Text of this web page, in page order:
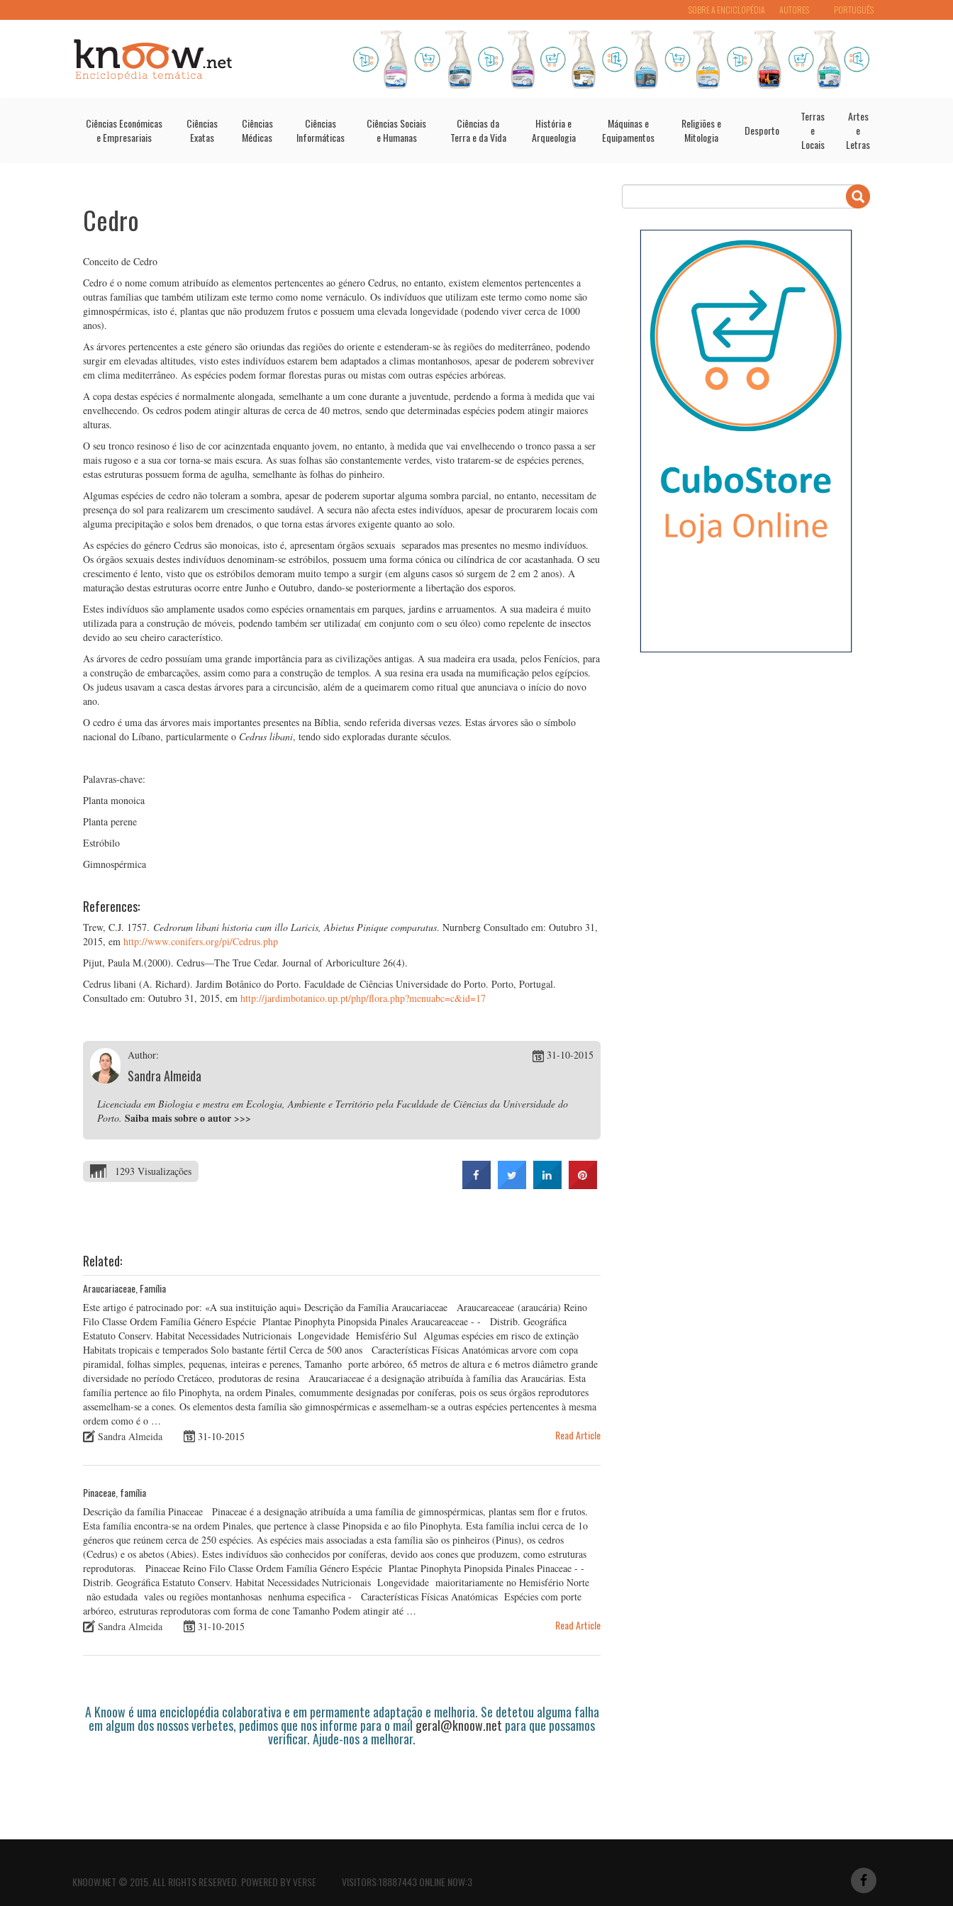
PORTUGUÊS
SOBRE A ENCICLOPÉDIA AUTORES
Ciências Económicas
e Empresariais
Ciências
Exatas
Ciências
Médicas
Ciências
Informáticas
Ciências Sociais
e Humanas
Ciências da
Terra e da Vida
História e
Arqueologia
Máquinas e
Equipamentos
Religiões e
Mitologia
Desporto
Terras
e
Locais
Artes
e
Letras
Cedro
Conceito de Cedro
Cedro é o nome comum atribuído as elementos pertencentes ao género Cedrus, no entanto, existem elementos pertencentes a
outras famílias que também utilizam este termo como nome vernáculo. Os indivíduos que utilizam este termo como nome são
gimnospérmicas, isto é, plantas que não produzem frutos e possuem uma elevada longevidade (podendo viver cerca de 1000
anos).
As árvores pertencentes a este género são oriundas das regiões do oriente e estenderam-se às regiões do mediterrâneo, podendo
surgir em elevadas altitudes, visto estes indivíduos estarem bem adaptados a climas montanhosos, apesar de poderem sobreviver
em clima mediterrâneo. As espécies podem formar florestas puras ou mistas com outras espécies arbóreas.
A copa destas espécies é normalmente alongada, semelhante a um cone durante a juventude, perdendo a forma à medida que vai
envelhecendo. Os cedros podem atingir alturas de cerca de 40 metros, sendo que determinadas espécies podem atingir maiores
alturas.
O seu tronco resinoso é liso de cor acinzentada enquanto jovem, no entanto, à medida que vai envelhecendo o tronco passa a ser
mais rugoso e a sua cor torna-se mais escura. As suas folhas são constantemente verdes, visto tratarem-se de espécies perenes,
estas estruturas possuem forma de agulha, semelhante às folhas do pinheiro.
Algumas espécies de cedro não toleram a sombra, apesar de poderem suportar alguma sombra parcial, no entanto, necessitam de
presença do sol para realizarem um crescimento saudável. A secura não afecta estes indivíduos, apesar de procurarem locais com
alguma precipitação e solos bem drenados, o que torna estas árvores exigente quanto ao solo.
As espécies do género Cedrus são monoicas, isto é, apresentam órgãos sexuais separados mas presentes no mesmo indivíduos.
Os órgãos sexuais destes indivíduos denominam-se estróbilos, possuem uma forma cónica ou cilíndrica de cor acastanhada. O seu
crescimento é lento, visto que os estróbilos demoram muito tempo a surgir (em alguns casos só surgem de 2 em 2 anos). A
maturação destas estruturas ocorre entre Junho e Outubro, dando-se posteriormente a libertação dos esporos.
Estes indivíduos são amplamente usados como espécies ornamentais em parques, jardins e arruamentos. A sua madeira é muito
utilizada para a construção de móveis, podendo também ser utilizada( em conjunto com o seu óleo) como repelente de insectos
devido ao seu cheiro característico.
As árvores de cedro possuíam uma grande importância para as civilizações antigas. A sua madeira era usada, pelos Fenícios, para
a construção de embarcações, assim como para a construção de templos. A sua resina era usada na mumificação pelos egípcios.
Os judeus usavam a casca destas árvores para a circuncisão, além de a queimarem como ritual que anunciava o início do novo
ano.
O cedro é uma das árvores mais importantes presentes na Bíblia, sendo referida diversas vezes. Estas árvores são o símbolo
nacional do Líbano, particularmente o Cedrus libani, tendo sido exploradas durante séculos.
Palavras-chave:
Planta monoica
Planta perene
Estróbilo
Gimnospérmica
References:
Trew, C.J. 1757. Cedrorum libani historia cum illo Laricis, Abietus Pinique comparatus. Nurnberg Consultado em: Outubro 31,
2015, em http://www.conifers.org/pi/Cedrus.php
Pijut, Paula M.(2000). Cedrus—The True Cedar. Journal of Arboriculture 26(4).
Cedrus libani (A. Richard). Jardim Botânico do Porto. Faculdade de Ciências Universidade do Porto. Porto, Portugal.
Consultado em: Outubro 31, 2015, em http://jardimbotanico.up.pt/php/flora.php?menuabc=c&id=17
Author:
Sandra Almeida
31-10-2015
Licenciada em Biologia e mestra em Ecologia, Ambiente e Território pela Faculdade de Ciências da Universidade do
Porto. Saiba mais sobre o autor >>>
1293 Visualizações
Related:
Araucariaceae, Família
Este artigo é patrocinado por: «A sua instituição aqui» Descrição da Família Araucariaceae Araucareaceae (araucária) Reino
Filo Classe Ordem Família Género Espécie Plantae Pinophyta Pinopsida Pinales Araucareaceae - - Distrib. Geográfica
Estatuto Conserv. Habitat Necessidades Nutricionais Longevidade Hemisfério Sul Algumas espécies em risco de extinção
Habitats tropicais e temperados Solo bastante fértil Cerca de 500 anos Características Físicas Anatómicas arvore com copa
piramidal, folhas simples, pequenas, inteiras e perenes, Tamanho porte arbóreo, 65 metros de altura e 6 metros diâmetro grande
diversidade no período Cretáceo, produtoras de resina Araucariaceae é a designação atribuída à família das Araucárias. Esta
família pertence ao filo Pinophyta, na ordem Pinales, comummente designadas por coníferas, pois os seus órgãos reprodutores
assemelham-se a cones. Os elementos desta família são gimnospérmicas e assemelham-se a outras espécies pertencentes à mesma
ordem como é o …
Sandra Almeida
31-10-2015 Read Article
Pinaceae, família
Descrição da família Pinaceae Pinaceae é a designação atribuída a uma família de gimnospérmicas, plantas sem flor e frutos.
Esta família encontra-se na ordem Pinales, que pertence à classe Pinopsida e ao filo Pinophyta. Esta família inclui cerca de 1o
géneros que reúnem cerca de 250 espécies. As espécies mais associadas a esta família são os pinheiros (Pinus), os cedros
(Cedrus) e os abetos (Abies). Estes indivíduos são conhecidos por coníferas, devido aos cones que produzem, como estruturas
reprodutoras. Pinaceae Reino Filo Classe Ordem Família Género Espécie Plantae Pinophyta Pinopsida Pinales Pinaceae - -
Distrib. Geográfica Estatuto Conserv. Habitat Necessidades Nutricionais Longevidade maioritariamente no Hemisfério Norte
não estudada vales ou regiões montanhosas nenhuma especifica - Características Físicas Anatómicas Espécies com porte
arbóreo, estruturas reprodutoras com forma de cone Tamanho Podem atingir até …
Sandra Almeida
31-10-2015 Read Article
A Knoow é uma enciclopédia colaborativa e em permamente adaptação e melhoria. Se detetou alguma falha
em algum dos nossos verbetes, pedimos que nos informe para o mail geral@knoow.net para que possamos
verificar. Ajude-nos a melhorar.
KNOOW.NET © 2015. ALL RIGHTS RESERVED. POWERED BYVERSE VISITORS:18887443 ONLINE NOW:3